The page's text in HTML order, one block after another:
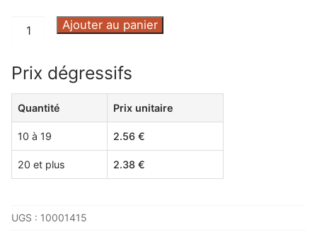
quantité
EUROLITE
15N500
T10
1NISG10
COVERGUARD
Ajouter au panier
Prix dégressifs
Quantité Prix unitaire
10 à 19 2.56 €
20 et plus 2.38 €
UGS : 10001415